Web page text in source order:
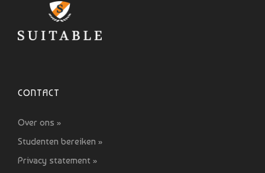
CONTACT
Over ons »
Studenten bereiken »
Privacy statement »